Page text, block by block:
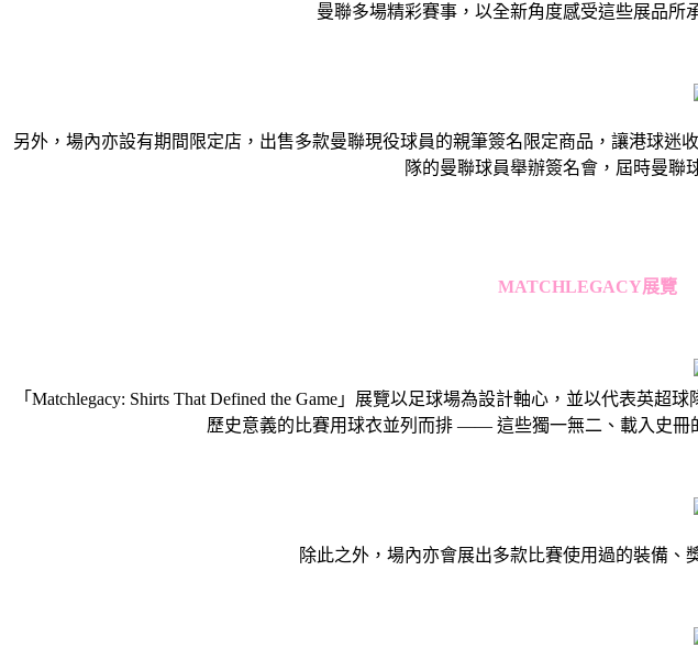
曼聯多場精彩賽事，以全新角度感受這些展品所
另外，場內亦設有期間限定店，出售多款曼聯現役球員的親筆簽名限定商品，讓港球迷
隊的曼聯球員舉辦簽名會，屆時曼聯
MATCHLEGACY展覽
「Matchlegacy: Shirts That Defined the Game」展覽以足球場為設計軸心，並以代表英
歷史意義的比賽用球衣並列而排 —— 這些獨一無二、載入史冊
除此之外，場內亦會展出多款比賽使用過的裝備、